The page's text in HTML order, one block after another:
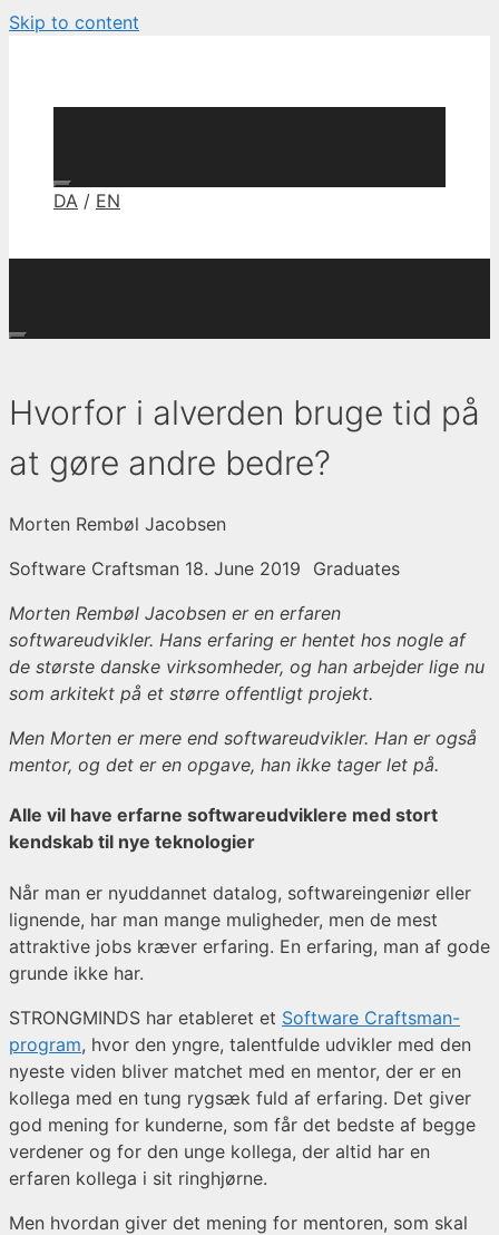
Skip to content
DA / EN
Hvorfor i alverden bruge tid på
at gøre andre bedre?
Morten Rembøl Jacobsen
Software Craftsman 18. June 2019
Graduates
Morten Rembøl Jacobsen er en erfaren
softwareudvikler. Hans erfaring er hentet hos nogle af
de største danske virksomheder, og han arbejder lige nu
som arkitekt på et større offentligt projekt.
Men Morten er mere end softwareudvikler. Han er også
mentor, og det er en opgave, han ikke tager let på.
Alle vil have erfarne softwareudviklere med stort
kendskab til nye teknologier
Når man er nyuddannet datalog, softwareingeniør eller
lignende, har man mange muligheder, men de mest
attraktive jobs kræver erfaring. En erfaring, man af gode
grunde ikke har.
STRONGMINDS har etableret et Software Craftsman-
program, hvor den yngre, talentfulde udvikler med den
nyeste viden bliver matchet med en mentor, der er en
kollega med en tung rygsæk fuld af erfaring. Det giver
god mening for kunderne, som får det bedste af begge
verdener og for den unge kollega, der altid har en
erfaren kollega i sit ringhjørne.
Men hvordan giver det mening for mentoren, som skal